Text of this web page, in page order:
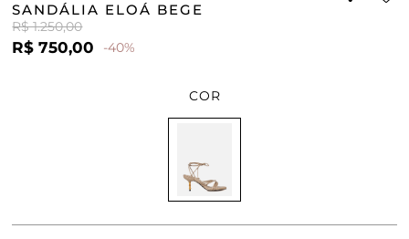
SANDÁLIA ELOÁ BEGE
R$ 1.250,00
R$ 750,00 -40%
COR